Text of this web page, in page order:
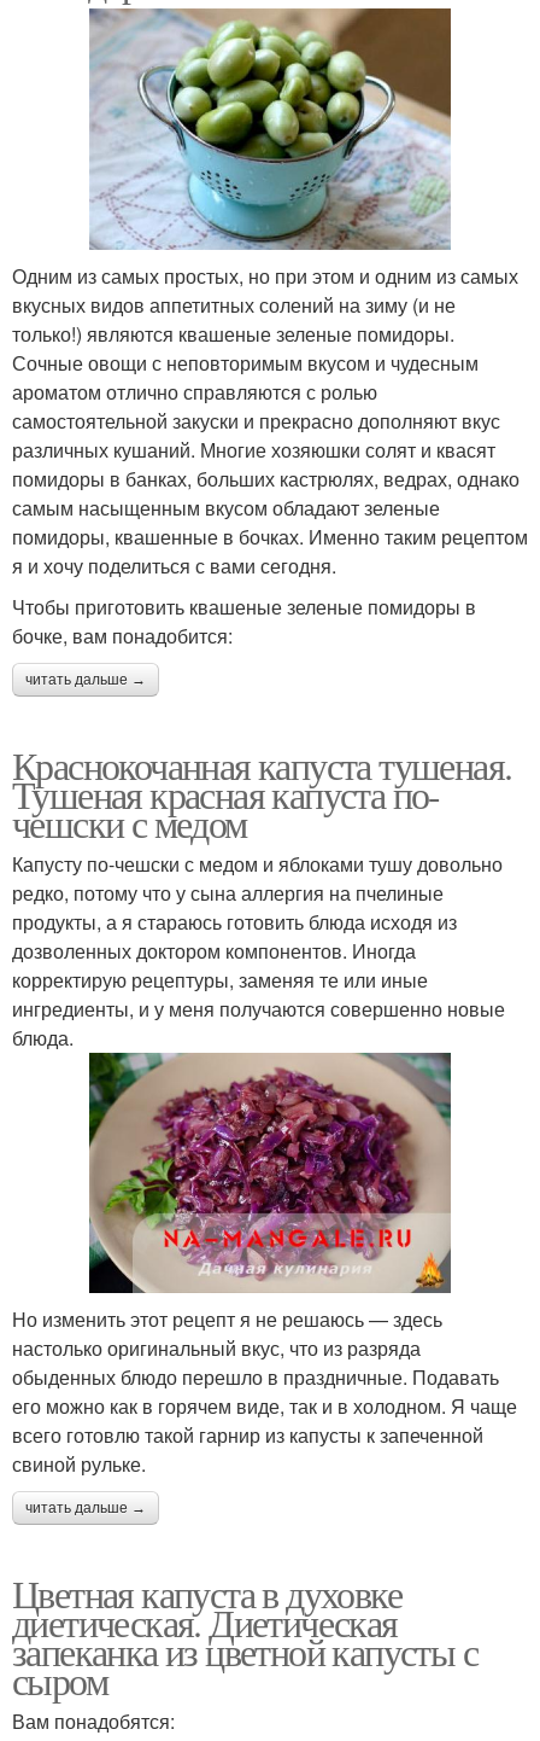
Одним из самых простых, но при этом и одним из самых
вкусных видов аппетитных солений на зиму (и не
только!) являются квашеные зеленые помидоры.
Сочные овощи с неповторимым вкусом и чудесным
ароматом отлично справляются с ролью
самостоятельной закуски и прекрасно дополняют вкус
различных кушаний. Многие хозяюшки солят и квасят
помидоры в банках, больших кастрюлях, ведрах, однако
самым насыщенным вкусом обладают зеленые
помидоры, квашенные в бочках. Именно таким рецептом
я и хочу поделиться с вами сегодня.
Чтобы приготовить квашеные зеленые помидоры в
бочке, вам понадобится:
читать дальше →
Краснокочанная капуста тушеная.
Тушеная красная капуста по-
чешски с медом
Капусту по-чешски с медом и яблоками тушу довольно
редко, потому что у сына аллергия на пчелиные
продукты, а я стараюсь готовить блюда исходя из
дозволенных доктором компонентов. Иногда
корректирую рецептуры, заменяя те или иные
ингредиенты, и у меня получаются совершенно новые
блюда.
Но изменить этот рецепт я не решаюсь — здесь
настолько оригинальный вкус, что из разряда
обыденных блюдо перешло в праздничные. Подавать
его можно как в горячем виде, так и в холодном. Я чаще
всего готовлю такой гарнир из капусты к запеченной
свиной рульке.
читать дальше →
Цветная капуста в духовке
диетическая. Диетическая
запеканка из цветной капусты с
сыром
Вам понадобятся: